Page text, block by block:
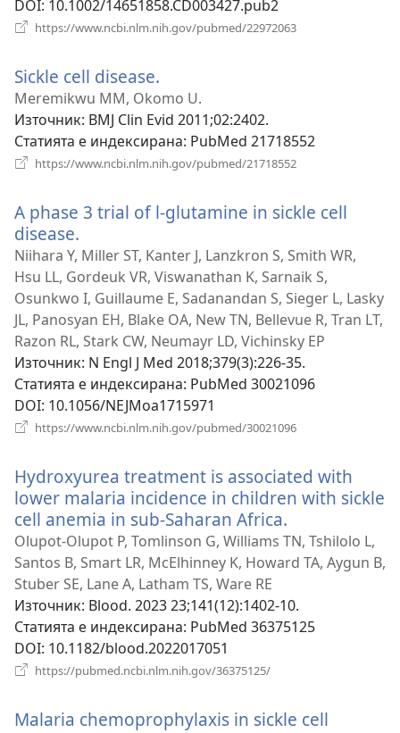
DOI‎: 10.1002/14651858.CD003427.pub2
https://www.ncbi.nlm.nih.gov/pubmed/22972063
Sickle cell disease.
нов
прозорец)
Meremikwu MM, Okomo U.
Източник‎: BMJ Clin Evid 2011;02:2402.
Статията е индексирана‎: PubMed 21718552
https://www.ncbi.nlm.nih.gov/pubmed/21718552
A phase 3 trial of l-glutamine in sickle cell
disease.
нов
прозорец)
Niihara Y, Miller ST, Kanter J, Lanzkron S, Smith WR,
Hsu LL, Gordeuk VR, Viswanathan K, Sarnaik S,
Osunkwo I, Guillaume E, Sadanandan S, Sieger L, Lasky
JL, Panosyan EH, Blake OA, New TN, Bellevue R, Tran LT,
Razon RL, Stark CW, Neumayr LD, Vichinsky EP
Източник‎: N Engl J Med 2018;379(3):226-35.
Статията е индексирана‎: PubMed 30021096
DOI‎: 10.1056/NEJMoa1715971
https://www.ncbi.nlm.nih.gov/pubmed/30021096
Hydroxyurea treatment is associated with
lower malaria incidence in children with sickle
cell anemia in sub-Saharan Africa.
нов
прозорец)
Olupot-Olupot P, Tomlinson G, Williams TN, Tshilolo L,
Santos B, Smart LR, McElhinney K, Howard TA, Aygun B,
Stuber SE, Lane A, Latham TS, Ware RE
Източник‎: Blood. 2023 23;141(12):1402-10.
Статията е индексирана‎: PubMed 36375125
DOI‎: 10.1182/blood.2022017051
https://pubmed.ncbi.nlm.nih.gov/36375125/
Malaria chemoprophylaxis in sickle cell